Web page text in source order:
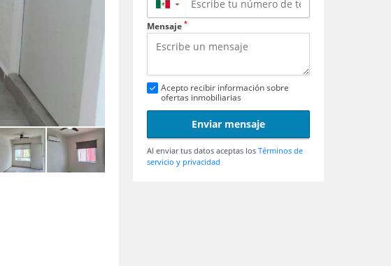
▼
Mensaje *
Acepto recibir información sobre
ofertas inmobiliarias
Enviar mensaje
Al enviar tus datos aceptas los Términos de
servicio y privacidad